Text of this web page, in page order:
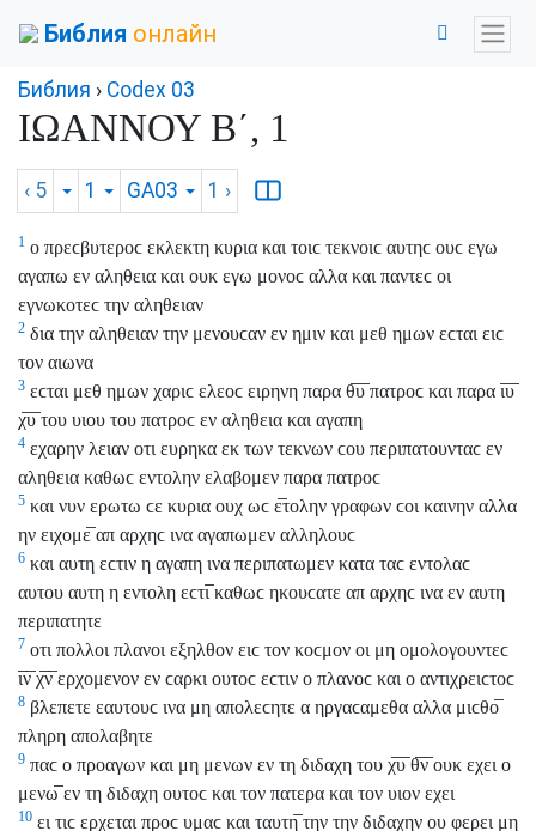
Библия онлайн
Библия › Codex 03
ΙΩΑΝΝΟΥ Β΄, 1
‹ 5 1 GA03 1 ›
1 ο πρεϲβυτεροϲ εκλεκτη κυρια και τοιϲ τεκνοιϲ αυτηϲ ουϲ εγω
αγαπω εν αληθεια και ουκ εγω μονοϲ αλλα και παντεϲ οι
εγνωκοτεϲ την αληθειαν
2 δια την αληθειαν την μενουϲαν εν ημιν και μεθ ημων εϲται ειϲ
τον αιωνα
3 εϲται μεθ ημων χαριϲ ελεοϲ ειρηνη παρα θ̅υ̅ πατροϲ και παρα ι̅υ̅
χ̅υ̅ του υιου του πατροϲ εν αληθεια και αγαπη
4 εχαρην λειαν οτι ευρηκα εκ των τεκνων ϲου περιπατουνταϲ εν
αληθεια καθωϲ εντολην ελαβομεν παρα πατροϲ
5 και νυν ερωτω ϲε κυρια ουχ ωϲ ε̅τολην γραφων ϲοι καινην αλλα
ην ειχομε̅ απ αρχηϲ ινα αγαπωμεν αλληλουϲ
6 και αυτη εϲτιν η αγαπη ινα περιπατωμεν κατα ταϲ εντολαϲ
αυτου αυτη η εντολη εϲτι̅ καθωϲ ηκουϲατε απ αρχηϲ ινα εν αυτη
περιπατητε
7 οτι πολλοι πλανοι εξηλθον ειϲ τον κοϲμον οι μη ομολογουντεϲ
ι̅ν̅ χ̅ν̅ ερχομενον εν ϲαρκι ουτοϲ εϲτιν ο πλανοϲ και ο αντιχρειϲτοϲ
8 βλεπετε εαυτουϲ ινα μη απολεϲητε α ηργαϲαμεθα αλλα μιϲθο̅
πληρη απολαβητε
9 παϲ ο προαγων και μη μενων εν τη διδαχη του χ̅υ̅ θ̅ν̅ ουκ εχει ο
μενω̅ εν τη διδαχη ουτοϲ και τον πατερα και τον υιον εχει
10 ει τιϲ ερχεται προϲ υμαϲ και ταυτη̅ την την διδαχην ου φερει μη